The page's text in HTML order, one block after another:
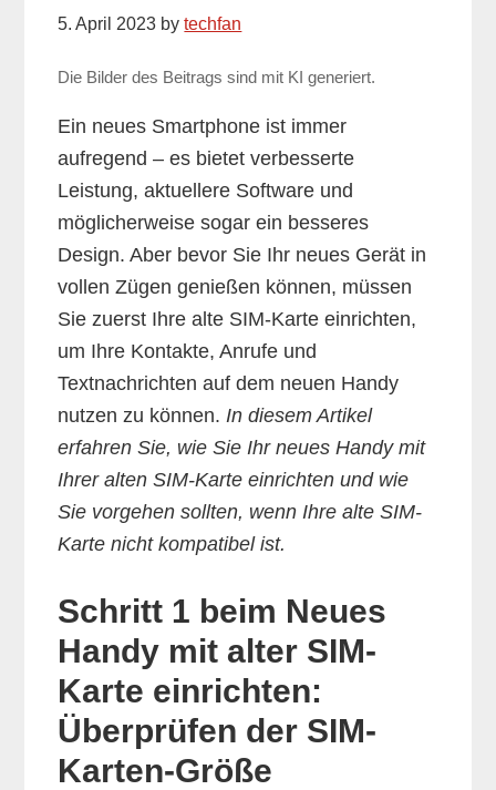
5. April 2023 bytechfan
Die Bilder des Beitrags sind mit KI generiert.
Ein neues Smartphone ist immer
aufregend – es bietet verbesserte
Leistung, aktuellere Software und
möglicherweise sogar ein besseres
Design. Aber bevor Sie Ihr neues Gerät in
vollen Zügen genießen können, müssen
Sie zuerst Ihre alte SIM-Karte einrichten,
um Ihre Kontakte, Anrufe und
Textnachrichten auf dem neuen Handy
nutzen zu können. In diesem Artikel
erfahren Sie, wie Sie Ihr neues Handy mit
Ihrer alten SIM-Karte einrichten und wie
Sie vorgehen sollten, wenn Ihre alte SIM-
Karte nicht kompatibel ist.
Schritt 1 beim Neues
Handy mit alter SIM-
Karte einrichten:
Überprüfen der SIM-
Karten-Größe